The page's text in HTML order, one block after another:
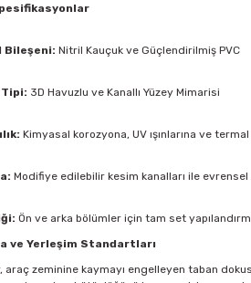
Bileşeni: Nitril Kauçuk ve Güçlendirilmiş PVC
Tipi: 3D Havuzlu ve Kanallı Yüzey Mimarisi
Kimyasal korozyona, UV ışınlarına ve
Modifiye edilebilir kesim kanalları ile evrensel
Ön ve arka bölümler için tam set
ve Yerleşim Standartları
araç zeminine kaymayı engelleyen taban